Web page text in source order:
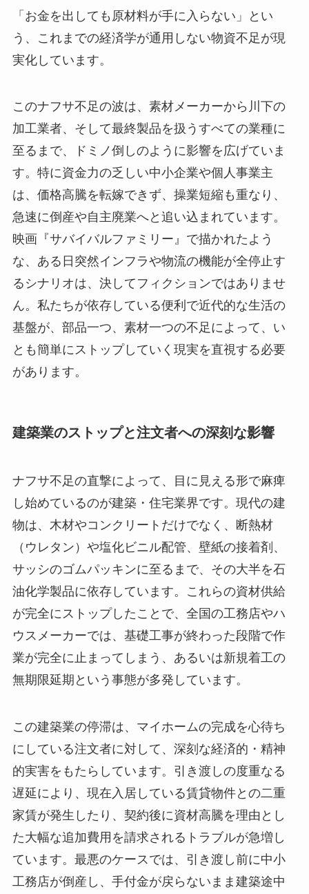
「お金を出しても原材料が手に入らない」とい
う、これまでの経済学が通用しない物資不足が現
実化しています。
このナフサ不足の波は、素材メーカーから川下の
加工業者、そして最終製品を扱うすべての業種に
至るまで、ドミノ倒しのように影響を広げていま
す。特に資金力の乏しい中小企業や個人事業主
は、価格高騰を転嫁できず、操業短縮も重なり、
急速に倒産や自主廃業へと追い込まれています。
映画『サバイバルファミリー』で描かれたよう
な、ある日突然インフラや物流の機能が全停止す
るシナリオは、決してフィクションではありませ
ん。私たちが依存している便利で近代的な生活の
基盤が、部品一つ、素材一つの不足によって、い
とも簡単にストップしていく現実を直視する必要
があります。
建築業のストップと注文者への深刻な影響
ナフサ不足の直撃によって、目に見える形で麻痺
し始めているのが建築・住宅業界です。現代の建
物は、木材やコンクリートだけでなく、断熱材
（ウレタン）や塩化ビニル配管、壁紙の接着剤、
サッシのゴムパッキンに至るまで、その大半を石
油化学製品に依存しています。これらの資材供給
が完全にストップしたことで、全国の工務店やハ
ウスメーカーでは、基礎工事が終わった段階で作
業が完全に止まってしまう、あるいは新規着工の
無期限延期という事態が多発しています。
この建築業の停滞は、マイホームの完成を心待ち
にしている注文者に対して、深刻な経済的・精神
的実害をもたらしています。引き渡しの度重なる
遅延により、現在入居している賃貸物件との二重
家賃が発生したり、契約後に資材高騰を理由とし
た大幅な追加費用を請求されるトラブルが急増し
ています。最悪のケースでは、引き渡し前に中小
工務店が倒産し、手付金が戻らないまま建築途中